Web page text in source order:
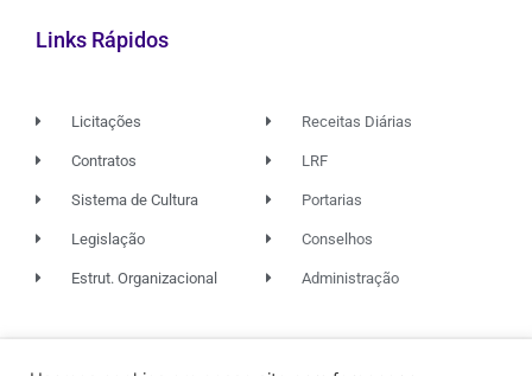
Links Rápidos
Licitações
Contratos
Sistema de Cultura
Legislação
Estrut. Organizacional
Receitas Diárias
LRF
Portarias
Conselhos
Administração